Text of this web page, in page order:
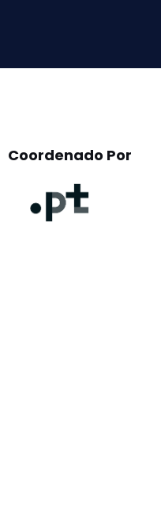
Coordenado Por